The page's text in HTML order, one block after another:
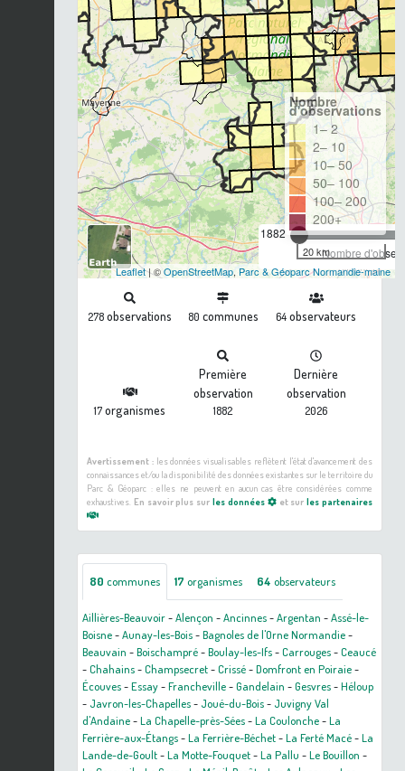
1882
Nombre
Nombre
d'observations
1– 2
2– 10
10– 50
50– 100
100– 200
200+
20 km
Leaflet| ©OpenStreetMap, Parc & Géoparc Normandie-maine
278observations 80 communes 64observateurs
17organismes
Première
observation
1882
Dernière
observation
2026
Avertissement :les données visualisables reflètent l'état d'avancement des
connaissances et/ou la disponibilité des données existantes sur le territoire du
Parc & Géoparc : elles ne peuvent en aucun cas être considérées comme
exhaustives. En savoir plus sur les données et surles partenaires
80 communes 17 organismes 64 observateurs
Aillières-Beauvoir-Alençon -Ancinnes-Argentan -Assé-le-
Boisne-Aunay-les-Bois-Bagnoles de l'Orne Normandie-
Beauvain -Boischampré-Boulay-les-Ifs-Carrouges-Ceaucé
-Chahains-Champsecret-Crissé-Domfront en Poiraie-
Écouves-Essay-Francheville-Gandelain -Gesvres-Héloup
- Javron-les-Chapelles- Joué-du-Bois- Juvigny Val
d'Andaine-La Chapelle-près-Sées-La Coulonche-La
Ferrière-aux-Étangs-La Ferrière-Béchet-La Ferté Macé-La
Lande-de-Goult-La Motte-Fouquet-La Pallu -Le Bouillon -